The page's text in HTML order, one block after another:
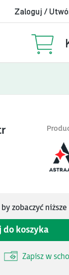
Zaloguj /
by zobaczyć niższe
do koszyka
Zapisz w